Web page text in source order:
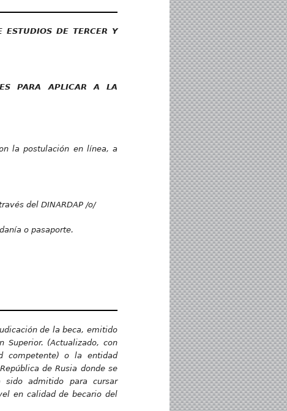
DE TERCER Y
PARA APLICAR A LA
la postulación en línea, a
del DINARDAP /o/
o pasaporte.
de la beca, emitido
Superior. (Actualizado, con
competente) o la entidad
de Rusia donde se
admitido para cursar
en calidad de becario del